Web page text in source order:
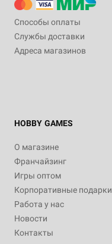
Способы оплаты
Службы доставки
Адреса магазинов
HOBBY GAMES
О магазине
Франчайзинг
Игры оптом
Корпоративные подарки
Работа у нас
Новости
Контакты